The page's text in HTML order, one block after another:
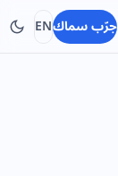
جرّب سماكEN